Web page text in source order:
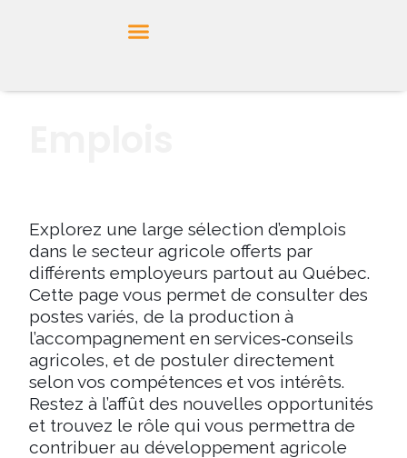
Explorez une large sélection d’emplois
dans le secteur agricole offerts par
différents employeurs partout au Québec.
Cette page vous permet de consulter des
postes variés, de la production à
l’accompagnement en services‑conseils
agricoles, et de postuler directement
selon vos compétences et vos intérêts.
Restez à l’affût des nouvelles opportunités
et trouvez le rôle qui vous permettra de
contribuer au développement agricole